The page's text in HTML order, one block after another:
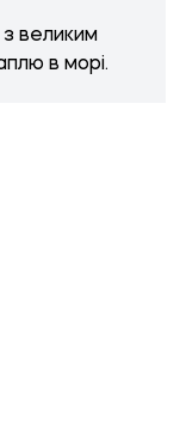
великим
в морі.